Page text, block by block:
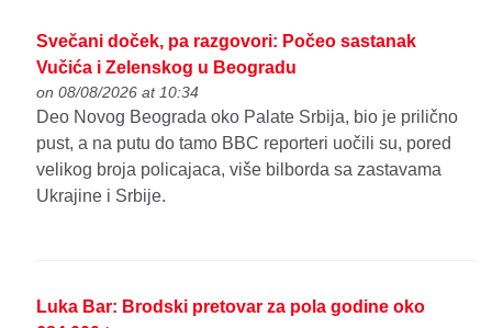
Svečani doček, pa razgovori: Počeo sastanak
Vučića i Zelenskog u Beogradu
on 08/08/2026 at 10:34
Deo Novog Beograda oko Palate Srbija, bio je prilično
pust, a na putu do tamo BBC reporteri uočili su, pored
velikog broja policajaca, više bilborda sa zastavama
Ukrajine i Srbije.
Luka Bar: Brodski pretovar za pola godine oko